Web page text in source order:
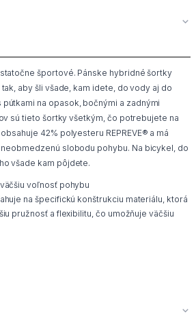
športové. Pánske hybridné šortky
aby šli všade, kam idete, do vody aj do
na opasok, bočnými a zadnými
sú tieto šortky všetkým, čo potrebujete na
42% polyesteru REPREVE® a má
slobodu pohybu. Na bicykel, do
všade kam pôjdete.
voľnosť pohybu
na špecifickú konštrukciu materiálu, ktorá
pružnosť a flexibilitu, čo umožňuje väčšiu